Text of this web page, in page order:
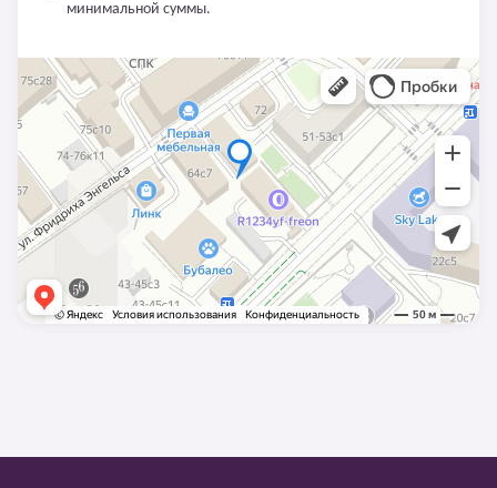
минимальной суммы.